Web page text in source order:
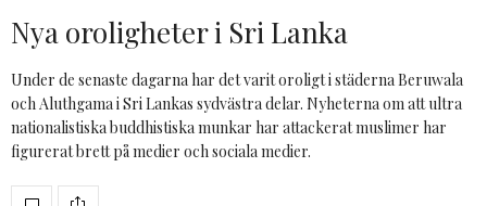
Nya oroligheter i Sri Lanka
Under de senaste dagarna har det varit oroligt i städerna Beruwala
och Aluthgama i Sri Lankas sydvästra delar. Nyheterna om att ultra
nationalistiska buddhistiska munkar har attackerat muslimer har
figurerat brett på medier och sociala medier.